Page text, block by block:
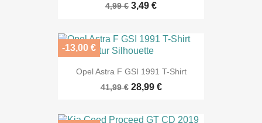
4,99 € 3,49 €
Opel Astra F GSI 1991 T-Shirt
41,99 € 28,99 €
-13,00 €